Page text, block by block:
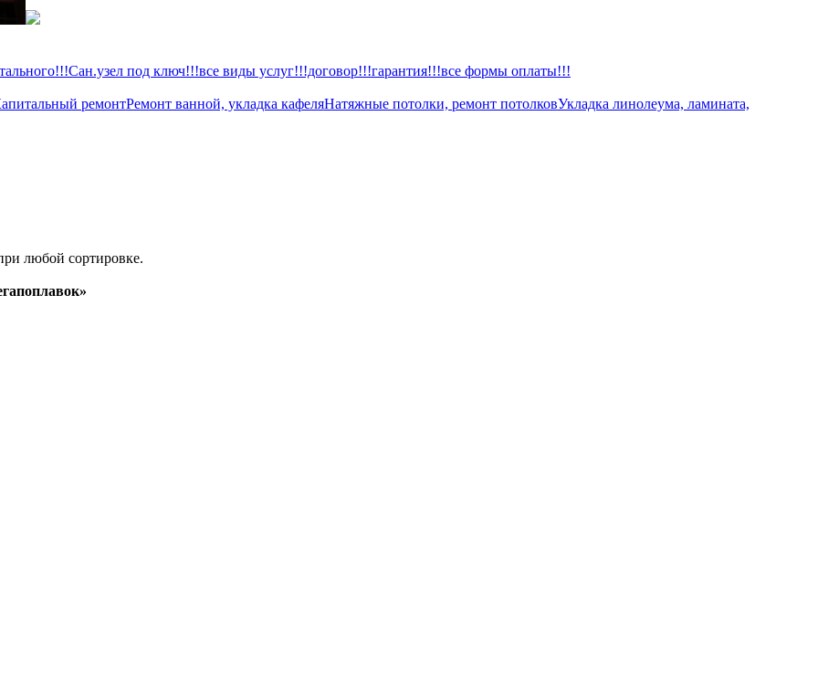
под ключ!!!все виды услуг!!!договор!!!гарантия!!!все формы оплаты!!!
ремонтРемонт ванной, укладка кафеляНатяжные потолки, ремонт потолковУкладка линолеума, ламината,
любой сортировке.